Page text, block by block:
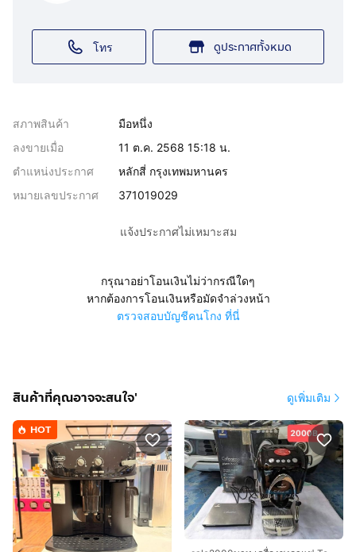
โทร ดูประกาศทั้งหมด
สภาพสินค้า
มือหนึ่ง
ลงขายเมื่อ
11 ต.ค. 2568 15:18 น.
ตำแหน่งประกาศ
หลักสี่ กรุงเทพมหานคร
หมายเลขประกาศ
371019029
แจ้งประกาศไม่เหมาะสม
กรุณาอย่าโอนเงินไม่ว่ากรณีใดๆ
หากต้องการโอนเงินหรือมัดจำล่วงหน้า
ตรวจสอบบัญชีคนโกง ที่นี่
สินค้าที่คุณอาจจะสนใจ' ดูเพิ่มเติม
HOT